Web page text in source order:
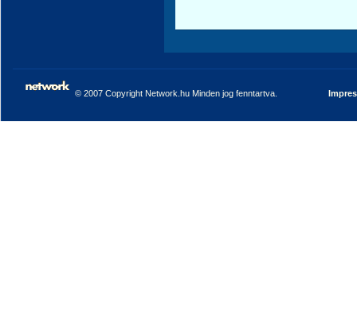
© 2007 Copyright Network.hu Minden jog fenntartva.